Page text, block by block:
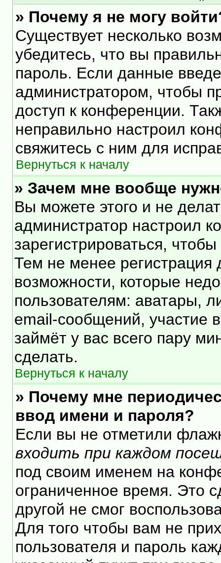
» Почему я не могу
Существует несколько
убедитесь, что вы
пароль. Если данные
администратором, чтобы
доступ к конференции.
неправильно настроил
свяжитесь с ним для
Вернуться к началу
» Зачем мне вообще
Вы можете этого и не
администратор настроил
зарегистрироваться,
Тем не менее
возможности, которые
пользователям: аватары,
email-сообщений, участие
займёт у вас всего пару
сделать.
Вернуться к началу
» Почему мне
ввод имени и пароля?
Если вы не отметили
входить при каждом
под своим именем на
ограниченное время. Это
другой не смог
Для того чтобы вам не
пользователя и пароль